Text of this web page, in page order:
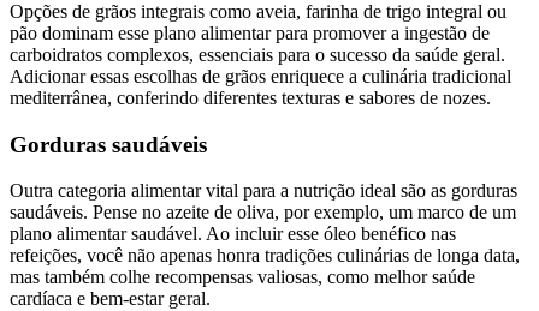
Opções de grãos integrais como aveia, farinha de trigo integral ou
pão dominam esse plano alimentar para promover a ingestão de
carboidratos complexos, essenciais para o sucesso da saúde geral.
Adicionar essas escolhas de grãos enriquece a culinária tradicional
mediterrânea, conferindo diferentes texturas e sabores de nozes.
Gorduras saudáveis
Outra categoria alimentar vital para a nutrição ideal são as gorduras
saudáveis. Pense no azeite de oliva, por exemplo, um marco de um
plano alimentar saudável. Ao incluir esse óleo benéfico nas
refeições, você não apenas honra tradições culinárias de longa data,
mas também colhe recompensas valiosas, como melhor saúde
cardíaca e bem-estar geral.